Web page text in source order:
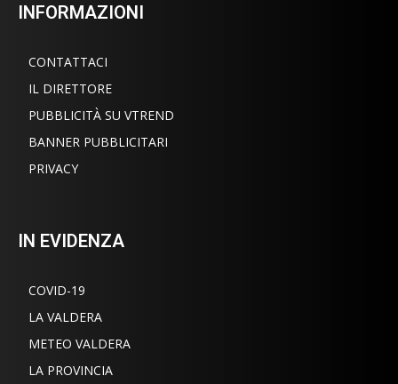
INFORMAZIONI
CONTATTACI
IL DIRETTORE
PUBBLICITÀ SU VTREND
BANNER PUBBLICITARI
PRIVACY
IN EVIDENZA
COVID-19
LA VALDERA
METEO VALDERA
LA PROVINCIA